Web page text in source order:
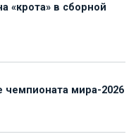
«крота» в сборной
чемпионата мира-2026